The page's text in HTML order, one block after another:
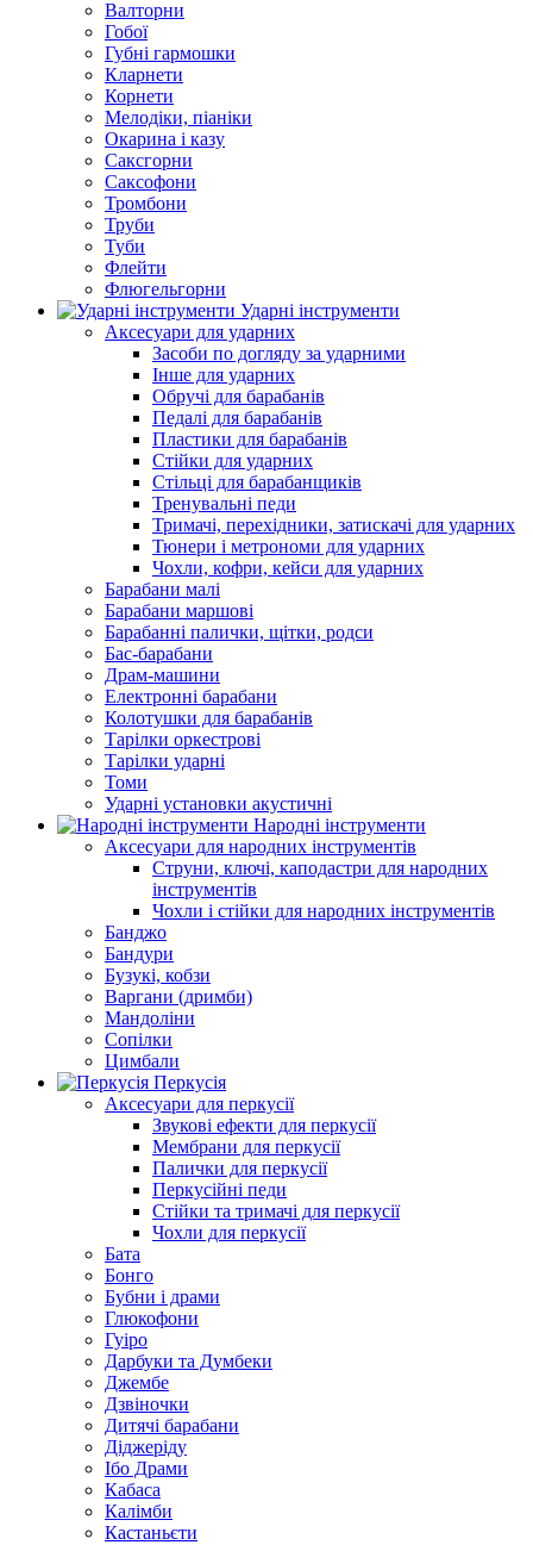
Валторни
Гобої
Губні гармошки
Кларнети
Корнети
Мелодіки, піаніки
Окарина і казу
Саксгорни
Саксофони
Тромбони
Труби
Туби
Флейти
Флюгельгорни
Ударні інструменти
Аксесуари для ударних
Засоби по догляду за ударними
Інше для ударних
Обручі для барабанів
Педалі для барабанів
Пластики для барабанів
Стійки для ударних
Стільці для барабанщиків
Тренувальні педи
Тримачі, перехідники, затискачі для ударних
Тюнери і метрономи для ударних
Чохли, кофри, кейси для ударних
Барабани малі
Барабани маршові
Барабанні палички, щітки, родси
Бас-барабани
Драм-машини
Електронні барабани
Колотушки для барабанів
Тарілки оркестрові
Тарілки ударні
Томи
Ударні установки акустичні
Народні інструменти
Аксесуари для народних інструментів
Струни, ключі, каподастри для народних
інструментів
Чохли і стійки для народних інструментів
Банджо
Бандури
Бузукі, кобзи
Варгани (дримби)
Мандоліни
Сопілки
Цимбали
Перкусія
Аксесуари для перкусії
Звукові ефекти для перкусії
Мембрани для перкусії
Палички для перкусії
Перкусійні педи
Стійки та тримачі для перкусії
Чохли для перкусії
Бата
Бонго
Бубни і драми
Глюкофони
Гуіро
Дарбуки та Думбеки
Джембе
Дзвіночки
Дитячі барабани
Діджеріду
Ібо Драми
Кабаса
Калімби
Кастаньєти